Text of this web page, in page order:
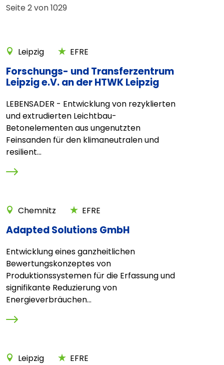
Seite 2 von 1029
Leipzig EFRE
Forschungs- und Transferzentrum
Leipzig e.V. an der HTWK Leipzig
LEBENSADER - Entwicklung von rezyklierten
und extrudierten Leichtbau-
Betonelementen aus ungenutzten
Feinsanden für den klimaneutralen und
resilient...
Chemnitz EFRE
Adapted Solutions GmbH
Entwicklung eines ganzheitlichen
Bewertungskonzeptes von
Produktionssystemen für die Erfassung und
signifikante Reduzierung von
Energieverbräuchen...
Leipzig EFRE